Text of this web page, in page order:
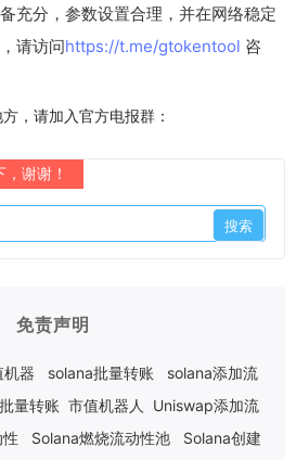
充分，参数设置合理，并在网络稳定
请访问https://t.me/gtokentool 咨
，请加入官方电报群：
谢谢！
免责声明
器 solana批量转账
solana添加流
批量转账 市值机器人
Uniswap添加流
Solana燃烧流动性池
Solana创建